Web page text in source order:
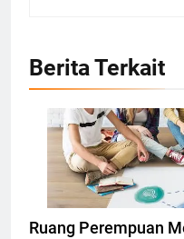
Berita Terkait
Ilustrasi
Ruang Perempuan